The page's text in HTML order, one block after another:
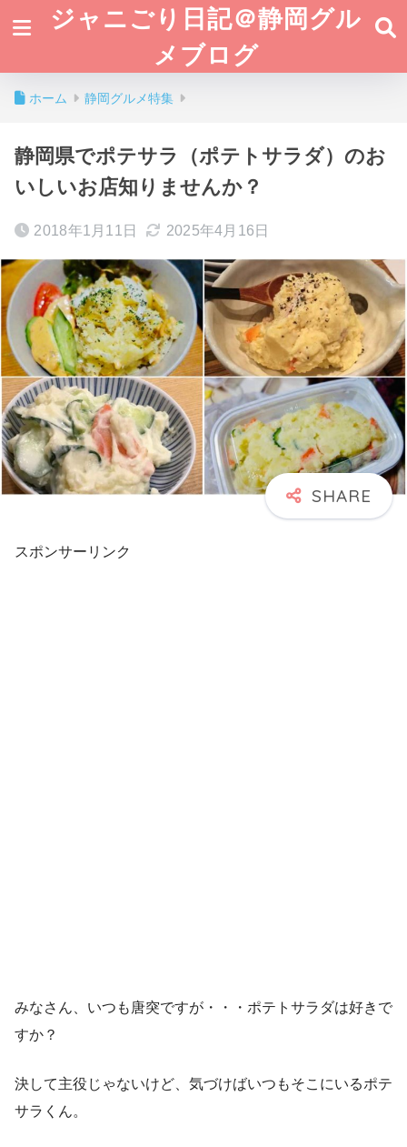
ジャニごり日記＠静岡グル
メブログ
ホーム 静岡グルメ特集
静岡県でポテサラ（ポテトサラダ）のお
いしいお店知りませんか？
2018年1月11日 2025年4月16日
スポンサーリンク
みなさん、いつも唐突ですが・・・ポテトサラダは好きで
すか？
決して主役じゃないけど、気づけばいつもそこにいるポテ
サラくん。